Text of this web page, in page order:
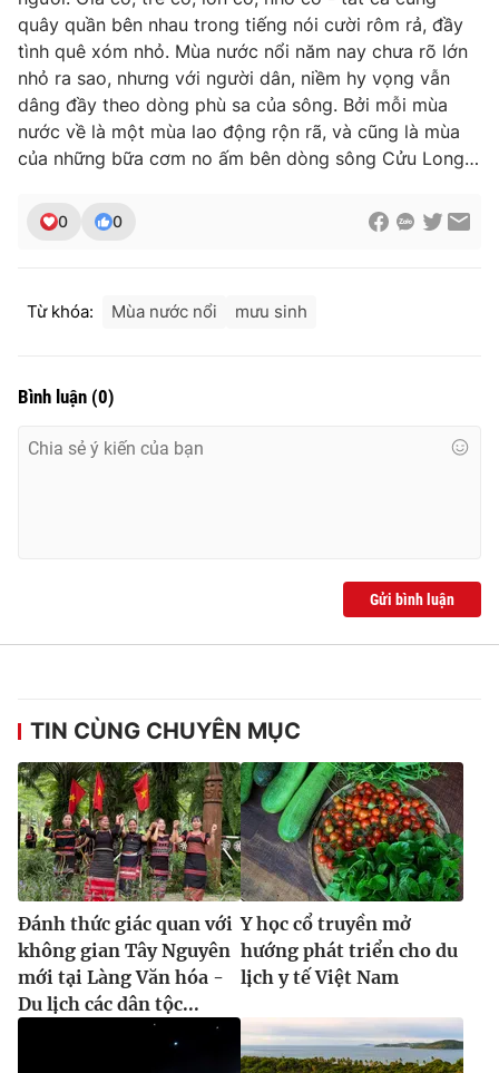
VTV4 Vươn mình bằng AI
VTV9 VTV8
THỜI BÁO VTV
Theo dõi báo trên
Nguyễn Trọng Ninh
Email:toasoan@vtv.vn
Liên hệ quảng cáo:024-7300.7108
quây quần bên nhau trong tiếng nói cười rôm rả, đầy
tình quê xóm nhỏ. Mùa nước nổi năm nay chưa rõ lớn
nhỏ ra sao, nhưng với người dân, niềm hy vọng vẫn
dâng đầy theo dòng phù sa của sông. Bởi mỗi mùa
nước về là một mùa lao động rộn rã, và cũng là mùa
của những bữa cơm no ấm bên dòng sông Cửu Long…
0 0
Từ khóa: Mùa nước nổi mưu sinh
Bình luận (0)
Gửi bình luận
TIN CÙNG CHUYÊN MỤC
Đánh thức giác quan với
không gian Tây Nguyên
mới tại Làng Văn hóa -
Du lịch các dân tộc...
Y học cổ truyền mở
hướng phát triển cho du
lịch y tế Việt Nam